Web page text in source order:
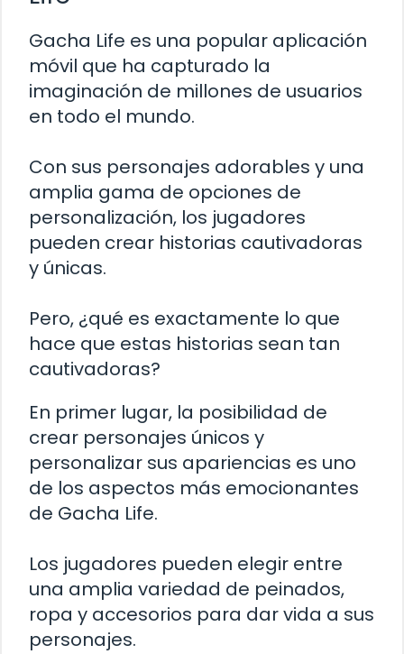
Gacha Life es una popular aplicación
móvil que ha capturado la
imaginación de millones de usuarios
en todo el mundo.
Con sus personajes adorables y una
amplia gama de opciones de
personalización, los jugadores
pueden crear historias cautivadoras
y únicas.
Pero, ¿qué es exactamente lo que
hace que estas historias sean tan
cautivadoras?
En primer lugar, la posibilidad de
crear personajes únicos y
personalizar sus apariencias es uno
de los aspectos más emocionantes
de Gacha Life.
Los jugadores pueden elegir entre
una amplia variedad de peinados,
ropa y accesorios para dar vida a sus
personajes.